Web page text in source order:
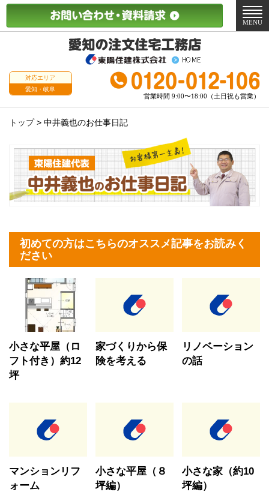
対応エリア
愛知・岐阜
営業時間 9:00〜18:00（土日祝も営業）
メ
ニ
MENU
トップ> 中井義也のお仕事日記
初めての方はこちらのオススメ記事をお読みく
ださい
小さな平屋（ロ
フト付き）約12
坪
家づくりから保
険を考える
リノベーション
の話
マンションリフ
ォーム
小さな平屋（８
坪編）
小さな家（約10
坪編）